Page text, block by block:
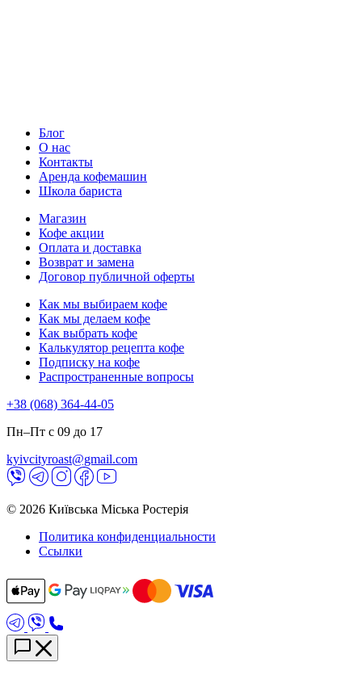
Блог
О нас
Контакты
Аренда кофемашин
Школа бариста
Магазин
Кофе акции
Оплата и доставка
Возврат и замена
Договор публичной оферты
Как мы выбираем кофе
Как мы делаем кофе
Как выбрать кофе
Калькулятор рецепта кофе
Подписку на кофе
Распространенные вопросы
+38 (068) 364-44-05
Пн–Пт с 09 до 17
kyivcityroast@gmail.com
© 2026 Київська Міська Ростерія
Политика конфиденциальности
Ссылки